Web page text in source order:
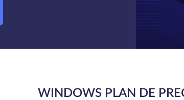
WINDOWS PLAN DE